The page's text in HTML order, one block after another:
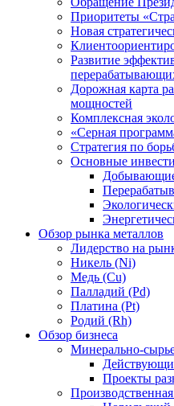
Приоритеты
Новая
Развитие
Дорожная карта
мощностей
Комплексная
«Серная
Стратегия по
Основные
Обзор рынка металлов
Лидерство на
Никель (Ni)
Медь (Cu)
Палладий (Pd)
Платина (Pt)
Родий (Rh)
Обзор бизнеса
Минерально-
Проекты
Производственная